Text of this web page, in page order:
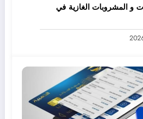
قانون المشروبات و المشروبات الغازية في